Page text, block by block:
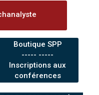
Boutique SPP
----- -----
Inscriptions aux
conférences